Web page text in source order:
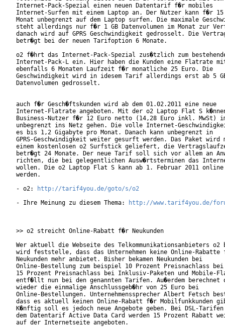
Internet-Pack-Spezial einen neuen Datentarif f�r mobiles
Internet-Surfen mit einem Laptop an. Der Nutzer kann f�r 15
Monat unbegrenzt auf dem Laptop surfen. Die maximale
steht allerdings nur f�r 1 GB Datenvolumen im Monat zur
danach wird auf GPRS Geschwindigkeit gedrosselt. Die
betr�gt bei der neuen Tarifoption 6 Monate.
o2 f�hrt das Internet-Pack-Spezial zus�tzlich zum
Internet-Pack-L ein. Hier haben die Kunden eine Flatrate
ebenfalls 6 Monaten Laufzeit f�r monatliche 25 Euro. Die
Geschwindigkeit wird in idesem Tarif allerdings erst ab 5
Datenvolumen gedrosselt.
auch f�r Gesch�ftskunden wird ab dem 01.02.2011 eine neue
Internet-Flatrate angeboten. Mit der o2 Laptop Flat S
Business-Nutzer f�r 12 Euro netto (14,28 Euro inkl. MwSt)
unbegrenzt ins Netz gehen. Die volle Internet-
es bis 1,2 Gigabyte pro Monat. Danach kann unbegrenzt in
GPRS-Geschwindigkeit weiter gesurft werden. Das Paket wird
einem kostenlosen o2 Surfstick geliefert, die
betr�gt 24 Monate. Der neue Tarif soll sich vor allem an
richten, die bei gelegentlichen Ausw�rtsterminen das
wollen. Die o2 Laptop Flat S kann ab 1. Februar 2011 online
werden.
- o2:
http://tarif4you.de/goto/s/o2
- Ihre Meinung zu diesem Thema:
http://www.tarif4you.de/
>> o2 streicht Online-Rabatt f�r Neukunden
Wer aktuell die Webseite des Telkommunikationsanbieters o2
wird feststelle, dass das Unternehmen keine Online-Rabatte
Neukunden mehr anbietet. Bisher bekamen Neukunden bei
Online-Bestellung zum beispiel 10 Prozent Preisnachlass
15 Prozent Preisnachlass bei Inklusiv-Paketen und Mobile-
entf�llt nun bei den genannten Tarifen. Au�erdem berechnet
wieder die einmalige Anschlussgeb�hr von 25 Euro bei
Online-Bestellungen. Unternehmenssprecher Albert Fetsch
dass es aktuell keinen Online-Rabatt f�r Mobilfunkkunden
K�nftig soll es jedoch neue Angebote geben. Bei DSL-Tarifen
dem Datentarif Active Data Card werden 15 Prozent Rabatt
auf der Internetseite angeboten.